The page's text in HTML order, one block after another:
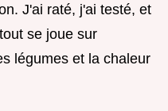
J'ai raté, j'ai testé, et
se joue sur
légumes et la chaleur